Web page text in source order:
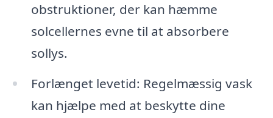
obstruktioner, der kan hæmme
solcellernes evne til at absorbere
sollys.
Forlænget levetid: Regelmæssig vask
kan hjælpe med at beskytte dine